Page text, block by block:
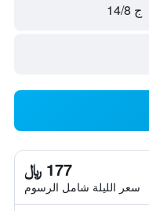
ج 14/8
177 ﷼
سعر الليلة شامل الرسوم